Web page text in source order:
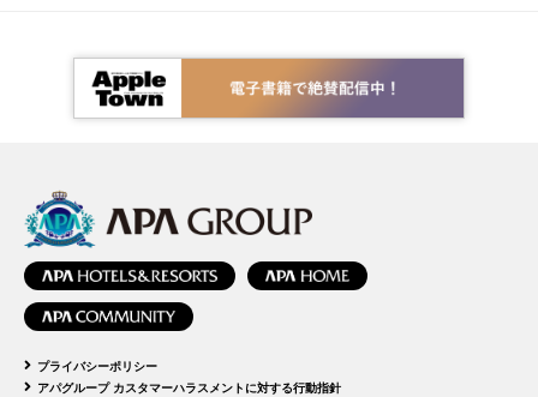
プライバシーポリシー
アパグループ カスタマーハラスメントに対する行動指針